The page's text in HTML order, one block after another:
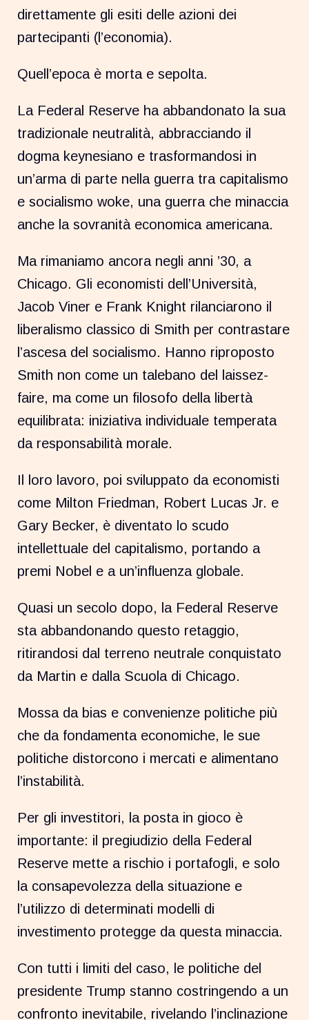
direttamente gli esiti delle azioni dei
partecipanti (l’economia).
Quell’epoca è morta e sepolta.
La Federal Reserve ha abbandonato la sua
tradizionale neutralità, abbracciando il
dogma keynesiano e trasformandosi in
un’arma di parte nella guerra tra capitalismo
e socialismo woke, una guerra che minaccia
anche la sovranità economica americana.
Ma rimaniamo ancora negli anni ’30, a
Chicago. Gli economisti dell’Università,
Jacob Viner e Frank Knight rilanciarono il
liberalismo classico di Smith per contrastare
l’ascesa del socialismo. Hanno riproposto
Smith non come un talebano del laissez-
faire, ma come un filosofo della libertà
equilibrata: iniziativa individuale temperata
da responsabilità morale.
Il loro lavoro, poi sviluppato da economisti
come Milton Friedman, Robert Lucas Jr. e
Gary Becker, è diventato lo scudo
intellettuale del capitalismo, portando a
premi Nobel e a un’influenza globale.
Quasi un secolo dopo, la Federal Reserve
sta abbandonando questo retaggio,
ritirandosi dal terreno neutrale conquistato
da Martin e dalla Scuola di Chicago.
Mossa da bias e convenienze politiche più
che da fondamenta economiche, le sue
politiche distorcono i mercati e alimentano
l’instabilità.
Per gli investitori, la posta in gioco è
importante: il pregiudizio della Federal
Reserve mette a rischio i portafogli, e solo
la consapevolezza della situazione e
l’utilizzo di determinati modelli di
investimento protegge da questa minaccia.
Con tutti i limiti del caso, le politiche del
presidente Trump stanno costringendo a un
confronto inevitabile, rivelando l’inclinazione